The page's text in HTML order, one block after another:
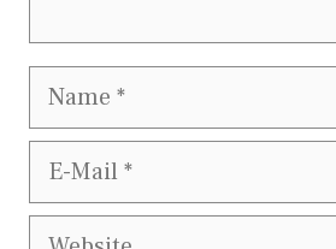
Name
E-
Website